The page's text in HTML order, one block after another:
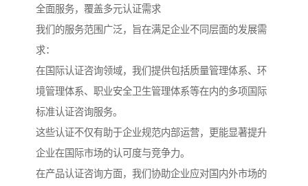
全面服务，覆盖多元认证需求
我们的服务范围广泛，旨在满足企业不同层面的发展需
求：
在国际认证咨询领域，我们提供包括质量管理体系、环
境管理体系、职业安全卫生管理体系等在内的多项国际
标准认证咨询服务。
这些认证不仅有助于企业规范内部运营，更能显著提升
企业在国际市场的认可度与竞争力。
在产品认证咨询方面，我们协助企业应对国内外市场的